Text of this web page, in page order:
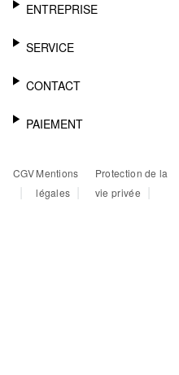
ENTREPRISE
CARRIÈRE
SERVICE
NEWSLETTER
MÉMO
RETOURS
FAQ
CONTACT
AIDE
PAIEMENT
PAYPAL
CARTE BANCAIRE
CGV
|
Mentions
légales |
Protection de la
vie privée
|